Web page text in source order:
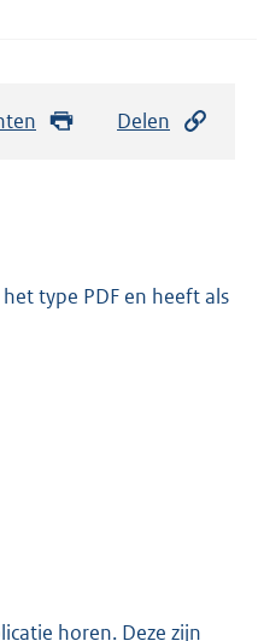
Delen
type PDF en heeft als
horen. Deze zijn